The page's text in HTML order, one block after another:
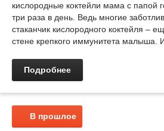
кислородные коктейли мама с папой
три раза в день. Ведь многие
стаканчик кислородного коктейля –
стене крепкого иммунитета малыша.
Подробнее
В прошлое